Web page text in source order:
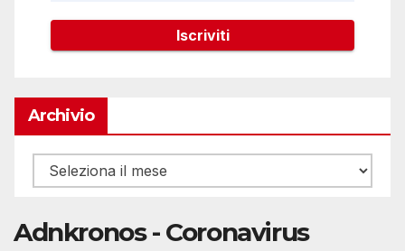
Archivio
Archivio
Adnkronos - Coronavirus